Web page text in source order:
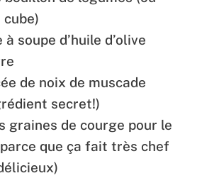
cube)
soupe d’huile d’olive
de noix de muscade
secret!)
graines de courge pour le
que ça fait très chef